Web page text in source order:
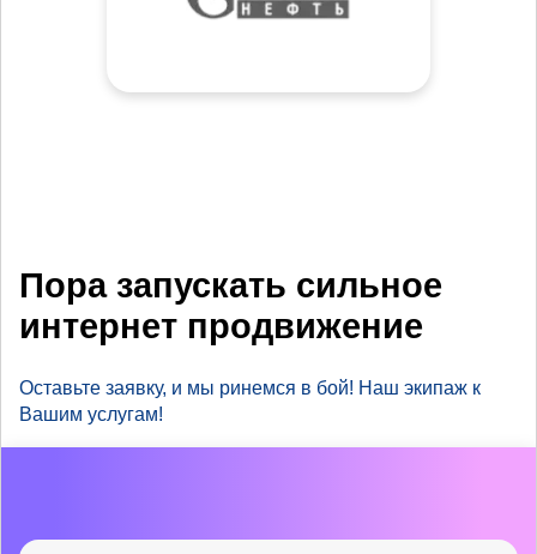
Пора запускать сильное
интернет продвижение
Оставьте заявку, и мы ринемся в бой! Наш экипаж к
Вашим услугам!